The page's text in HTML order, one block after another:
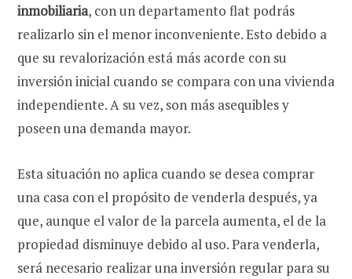
inmobiliaria, con un departamento flat podrás
realizarlo sin el menor inconveniente. Esto debido a
que su revalorización está más acorde con su
inversión inicial cuando se compara con una vivienda
independiente. A su vez, son más asequibles y
poseen una demanda mayor.
Esta situación no aplica cuando se desea comprar
una casa con el propósito de venderla después, ya
que, aunque el valor de la parcela aumenta, el de la
propiedad disminuye debido al uso. Para venderla,
será necesario realizar una inversión regular para su